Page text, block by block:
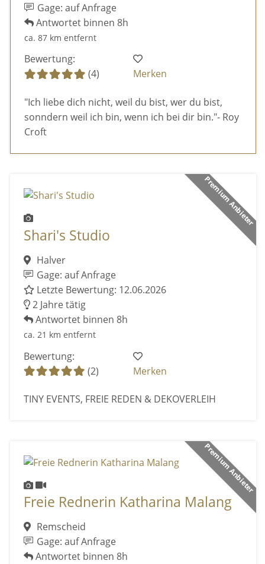
Gage: auf Anfrage
Antwortet binnen 8h
ca. 87 km entfernt
Bewertung:
(4)
Merken
"Ich liebe dich nicht, weil du bist, wer du bist,
sonndern weil ich bin, wenn ich bei dir bin."- Roy
Croft
Premium Anbieter
Shari's Studio
Halver
Gage: auf Anfrage
Letzte Bewertung: 12.06.2026
2 Jahre tätig
Antwortet binnen 8h
ca. 21 km entfernt
Bewertung:
(2)
Merken
TINY EVENTS, FREIE REDEN & DEKOVERLEIH
Premium Anbieter
Freie Rednerin Katharina Malang
Remscheid
Gage: auf Anfrage
Antwortet binnen 8h